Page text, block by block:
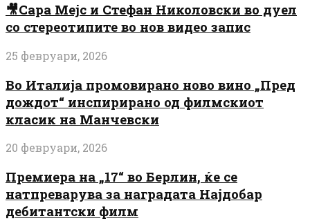
🎥Сара Мејс и Стефан Николовски во дуел
со стереотипите во нов видео запис
25 февруари, 2026
Во Италија промовирано ново вино „Пред
дождот“ инспирирано од филмскиот
класик на Манчевски
20 февруари, 2026
Премиера на „17“ во Берлин, ќе се
натпреварува за наградата Најдобар
дебитантски филм